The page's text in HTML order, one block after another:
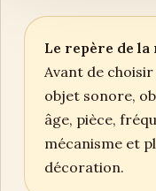
Le repère de
Avant de
objet sonore,
âge, pièce,
mécanisme et
décoration.